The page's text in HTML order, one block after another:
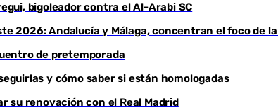
bigoleador contra el Al-Arabi SC
2026: Andalucía y Málaga, concentran el foco de
de pretemporada
y cómo saber si están homologadas
su renovación con el Real Madrid